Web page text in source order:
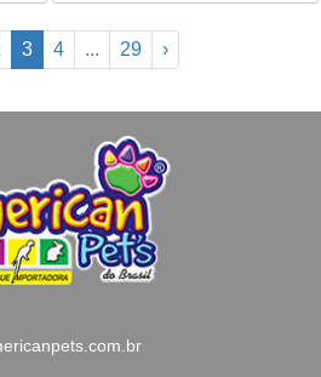
3 4 ... 29 ›